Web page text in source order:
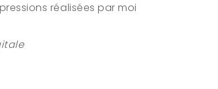
réalisées par moi